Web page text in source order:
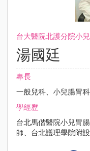
台大醫院北護分院小
湯國廷
專長
一般兒科、小兒腸胃
學經歷
台北馬偕醫院小兒胃
師、台北護理學院附